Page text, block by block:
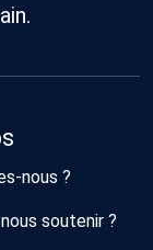
nous ?
soutenir ?